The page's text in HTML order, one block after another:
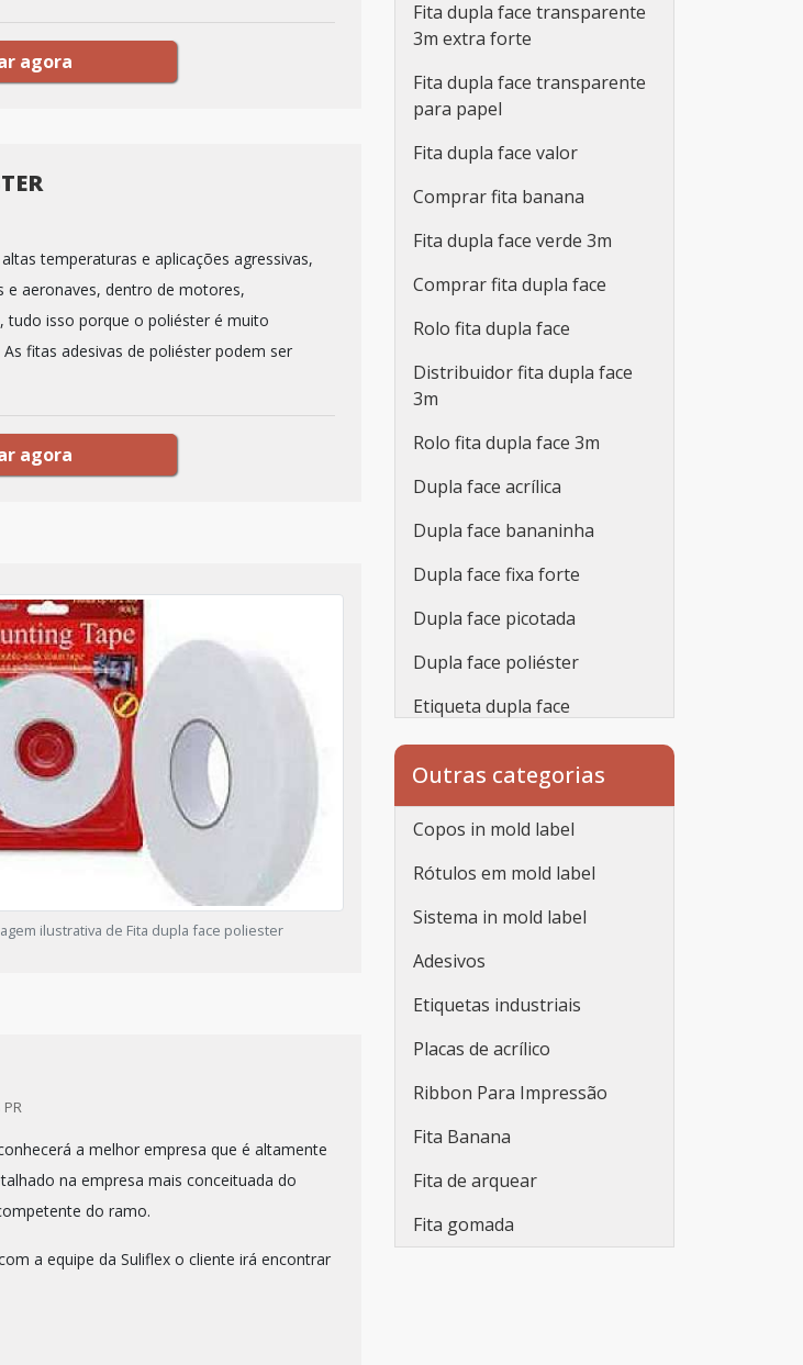
agora
temperaturas e aplicações agressivas,
e aeronaves, dentro de motores,
isso porque o poliéster é muito
fitas adesivas de poliéster podem ser
agora
ilustrativa de Fita dupla face poliester
PR
a melhor empresa que é altamente
na empresa mais conceituada do
do ramo.
a equipe da Suliflex o cliente irá encontrar
Fita dupla face transparente
3m extra forte
Fita dupla face transparente
para papel
Fita dupla face valor
Comprar fita banana
Fita dupla face verde 3m
Comprar fita dupla face
Rolo fita dupla face
Distribuidor fita dupla face
3m
Rolo fita dupla face 3m
Dupla face acrílica
Dupla face bananinha
Dupla face fixa forte
Dupla face picotada
Dupla face poliéster
Etiqueta dupla face
Fabricante de fita dupla face
Fita dupla face 10mm
Fita dupla face 19mm x 20m
Fita dupla face 25mm
Fita dupla face vhb
Fita vhb dupla face
Fita adesiva espuma dupla
face
Adesivo dupla face para
forte
Outras categorias
Copos in mold label
Rótulos em mold label
Sistema in mold label
Adesivos
Etiquetas industriais
Placas de acrílico
Ribbon Para Impressão
Fita Banana
Fita de arquear
Fita gomada